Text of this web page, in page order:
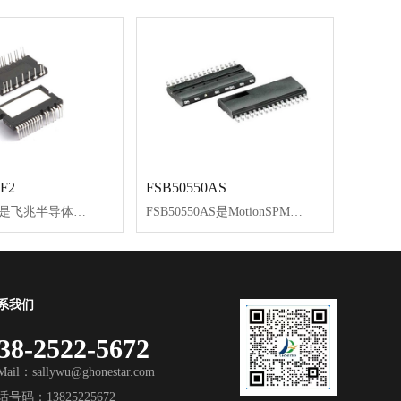
FNC42060F是飞兆半导体新开发的MotionSPM®45系列产品，为低功率应用（如空调和工业逆变器）中的交流电机驱动提供非常紧凑且高性能的逆变器解决方案。
FSB50550AS
FSB50550AS是MotionSPM®5系列产品，基于快速恢复MOSFET（FRFET®）技术，用作小功率电机驱动应用（如风扇和泵）的紧凑型逆变器解决方案。
我们
2522-5672
：sallywu@ghonestar.com
号码：13825225672